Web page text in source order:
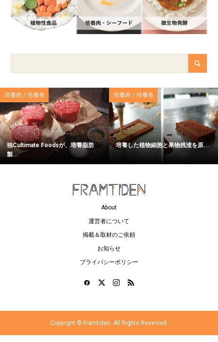
培養肉 / 培養魚
独Cultimate Foodsが、培養脂肪
製...
培養肉 / 培養魚
培養した植物細胞と果物残渣を原...
About
運営者について
掲載＆取材のご依頼
お知らせ
プライバシーポリシー
Copyright © Framtiden. All Rights Reserved.